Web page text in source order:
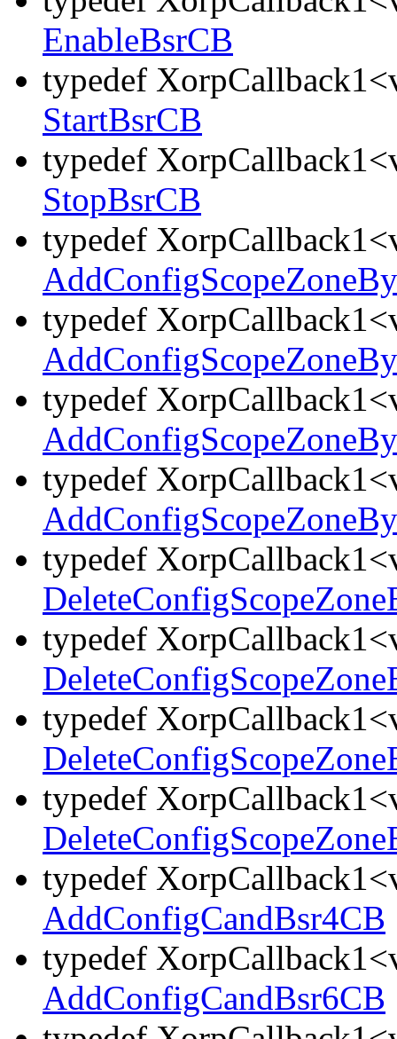
EnableBsrCB
typedef
StartBsrCB
typedef
StopBsrCB
typedef
typedef
typedef
typedef
typedef
typedef
typedef
typedef
typedef
AddConfigCandBsr4CB
typedef
AddConfigCandBsr6CB